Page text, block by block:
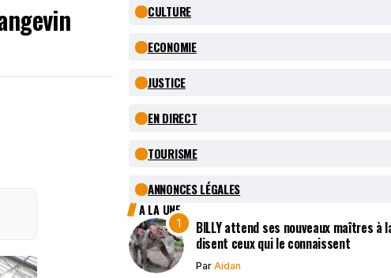
CULTURE
ECONOMIE
JUSTICE
EN DIRECT
TOURISME
ANNONCES LÉGALES
A LA UNE
BILLY attend ses nouveaux maîtres à
disent ceux qui le connaissent
Par Aidan